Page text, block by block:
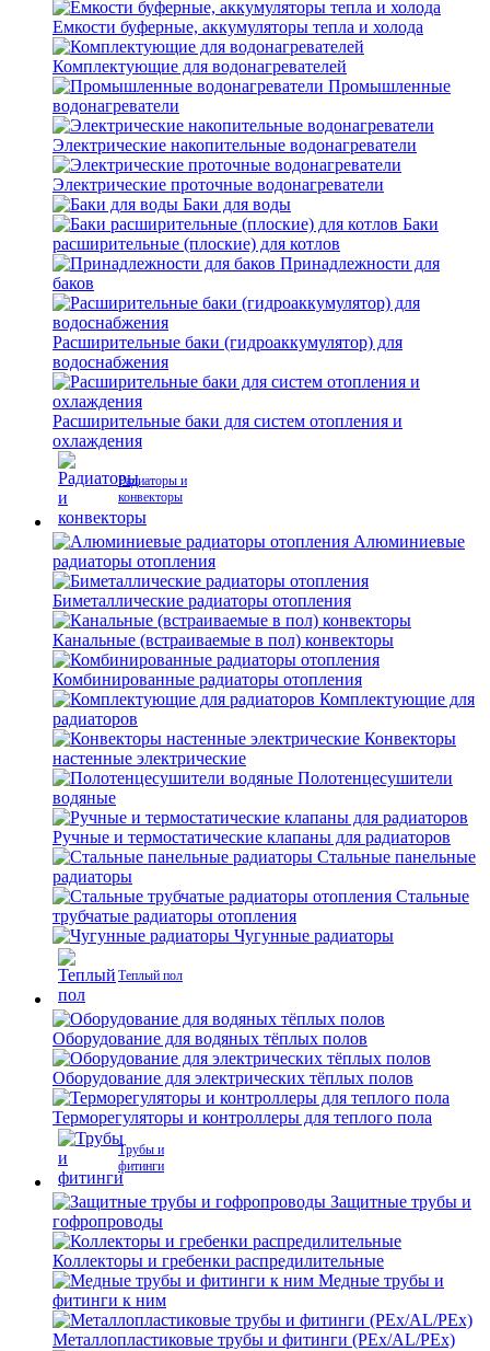
Емкости буферные, аккумуляторы тепла и холода
Комплектующие для водонагревателей
Промышленные
водонагреватели
Электрические накопительные водонагреватели
Электрические проточные водонагреватели
Баки для воды
Баки
расширительные (плоские) для котлов
Принадлежности для
баков
Расширительные баки (гидроаккумулятор) для
водоснабжения
Расширительные баки для систем отопления и
охлаждения
Радиаторы и
конвекторы
Алюминиевые
радиаторы отопления
Биметаллические радиаторы отопления
Канальные (встраиваемые в пол) конвекторы
Комбинированные радиаторы отопления
Комплектующие для
радиаторов
Конвекторы
настенные электрические
Полотенцесушители
водяные
Ручные и термостатические клапаны для радиаторов
Стальные панельные
радиаторы
Стальные
трубчатые радиаторы отопления
Чугунные радиаторы
Теплый пол
Оборудование для водяных тёплых полов
Оборудование для электрических тёплых полов
Терморегуляторы и контроллеры для теплого пола
Трубы и
фитинги
Защитные трубы и
гофропроводы
Коллекторы и гребенки распредилительные
Медные трубы и
фитинги к ним
Металлопластиковые трубы и фитинги (PEx/AL/PEx)